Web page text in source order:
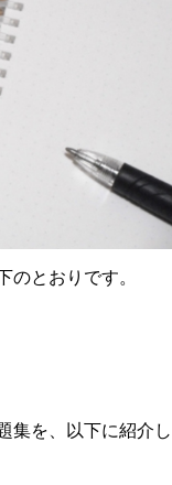
のとおりです。
集を、以下に紹介し